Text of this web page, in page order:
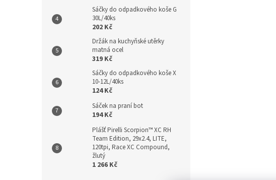
Sáčky do odpadkového koše G
30L/40ks
202 Kč
Držák na kuchyňské utěrky
matná ocel
319 Kč
Sáčky do odpadkového koše X
10-12L/40ks
124 Kč
Sáček na praní bot
194 Kč
Plášť Pirelli Scorpion™ XC RH
Team Edition, 29x2.4, LITE,
120tpi, Race XC Compound,
žlutý
1 266 Kč